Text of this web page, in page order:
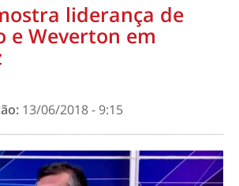
liderança de
e Weverton em
13/06/2018 - 9:15